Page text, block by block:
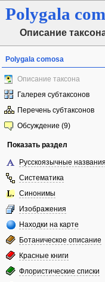
Polygala
Описание
Polygala comosa
Описание таксона
Галерея субтаксонов
Перечень субтаксонов
Обсуждение (9)
Показать раздел
Русскоязычные названия
Систематика
Синонимы
Изображения
Находки на карте
Ботаническое описание
Красные книги
Флористические списки